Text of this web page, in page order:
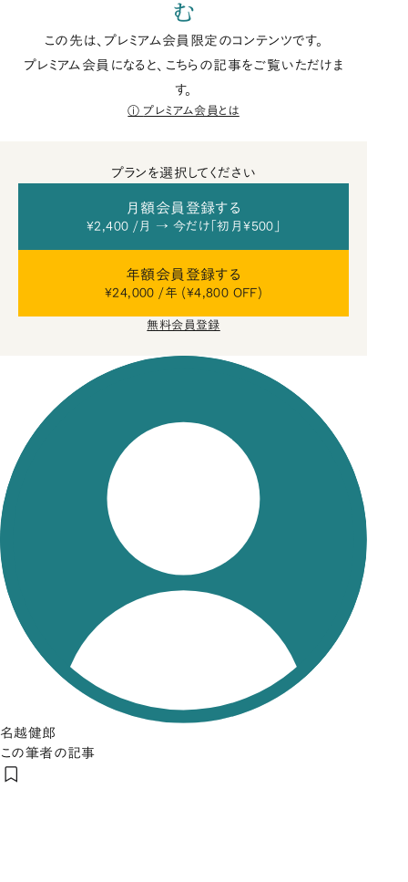
む
この先は、プレミアム会員限定のコンテンツです。
プレミアム会員になると、こちらの記事をご覧いただけま
す。
プレミアム会員とは
プランを選択してください
月額会員登録する
¥2,400 /月 → 今だけ「初月¥500」
年額会員登録する
¥24,000 /年 (¥4,800 OFF)
無料会員登録
名越健郎
この筆者の記事